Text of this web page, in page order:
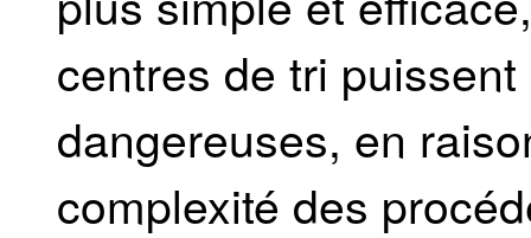
centres de tri
dangereuses, en
complexité des